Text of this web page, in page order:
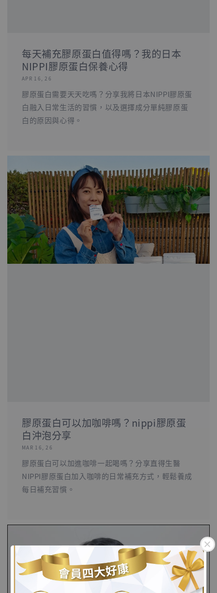
每天補充膠原蛋白值得嗎？我的日本
NIPPI膠原蛋白保養心得
APR 16, 26
膠原蛋白需要天天吃嗎？分享我將日本NIPPI膠原蛋
白融入日常生活的習慣，以及選擇成分單純膠原蛋
白的原因與心得。
膠原蛋白可以加咖啡嗎？nippi膠原蛋
白沖泡分享
MAR 16, 26
膠原蛋白可以加進咖啡一起喝嗎？分享直得生醫
NIPPI膠原蛋白加入咖啡的日常補充方式，輕鬆養成
每日補充習慣。